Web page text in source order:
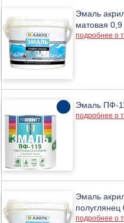
Эмаль
матовая 0,9
подробнее о
Эмаль ПФ-
подробнее о
Эмаль
полуглянец
подробнее о